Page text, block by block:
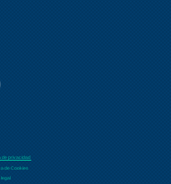
de privacidad
legal
de Cookies